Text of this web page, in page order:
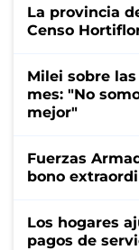
La provincia
Censo
Milei sobre
mes: "No
mejor"
Fuerzas
bono
Los hogares
pagos de